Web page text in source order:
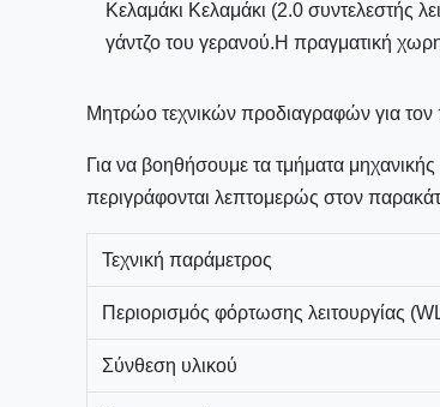
Κελαμάκι Κελαμάκι (2.0 συντελεστής
γάντζο του γερανού.Η πραγματική
Μητρώο τεχνικών προδιαγραφών για
Για να βοηθήσουμε τα τμήματα
περιγράφονται λεπτομερώς στον
Τεχνική παράμετρος
Περιορισμός φόρτωσης λειτουργίας
Σύνθεση υλικού